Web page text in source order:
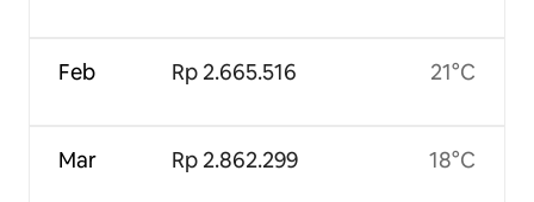
Feb
Mar
Rp 2.665.516
Rp 2.862.299
21°C
18°C